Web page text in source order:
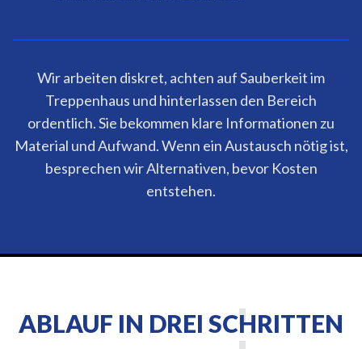
Wir arbeiten diskret, achten auf Sauberkeit im
Treppenhaus und hinterlassen den Bereich
ordentlich. Sie bekommen klare Informationen zu
Material und Aufwand. Wenn ein Austausch nötig ist,
besprechen wir Alternativen, bevor Kosten
entstehen.
ABLAUF IN DREI SCHRITTEN